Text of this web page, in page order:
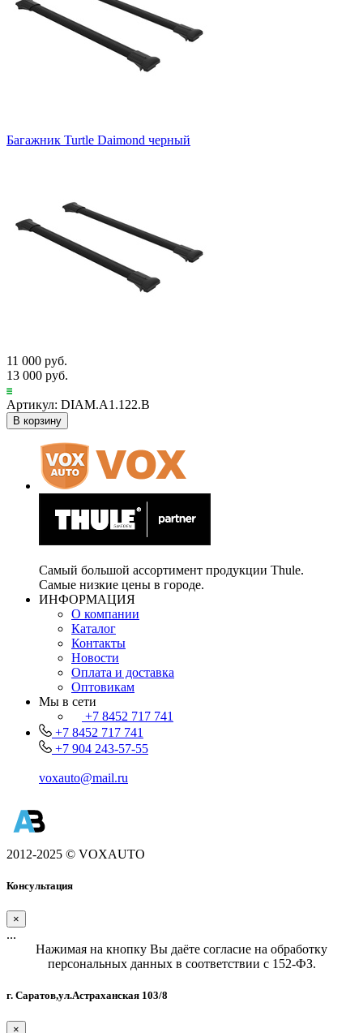
Багажник Turtle Daimond черный
11 000 руб.
13 000 руб.
Артикул: DIAM.A1.122.B
В корзину
Самый большой ассортимент продукции Thule.
Самые низкие цены в городе.
ИНФОРМАЦИЯ
О компании
Каталог
Контакты
Новости
Оплата и доставка
Оптовикам
Мы в сети
+7 8452 717 741
+7 8452 717 741
+7 904 243-57-55
voxauto@mail.ru
2012-2025 © VOXAUTO
Консультация
×
...
Нажимая на кнопку Вы даёте согласие на обработку
персональных данных в соответствии с 152-ФЗ.
г. Саратов,ул.Астраханская 103/8
×